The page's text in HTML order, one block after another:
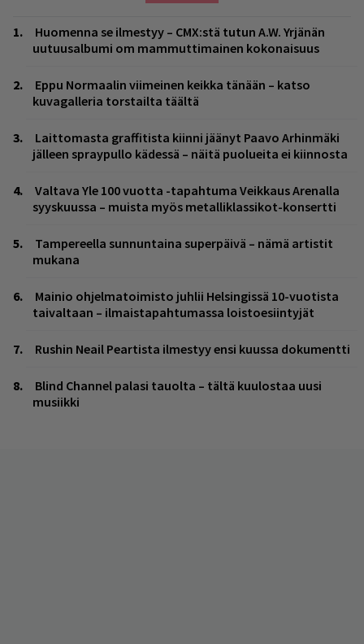
Huomenna se ilmestyy – CMX:stä tutun A.W. Yrjänän
uutuusalbumi om mammuttimainen kokonaisuus
Eppu Normaalin viimeinen keikka tänään – katso
kuvagalleria torstailta täältä
Laittomasta graffitista kiinni jäänyt Paavo Arhinmäki
jälleen spraypullo kädessä – näitä puolueita ei kiinnosta
Valtava Yle 100 vuotta -tapahtuma Veikkaus Arenalla
syyskuussa – muista myös metalliklassikot-konsertti
Tampereella sunnuntaina superpäivä – nämä artistit
mukana
Mainio ohjelmatoimisto juhlii Helsingissä 10-vuotista
taivaltaan – ilmaistapahtumassa loistoesiintyjät
Rushin Neail Peartista ilmestyy ensi kuussa dokumentti
Blind Channel palasi tauolta – tältä kuulostaa uusi
musiikki